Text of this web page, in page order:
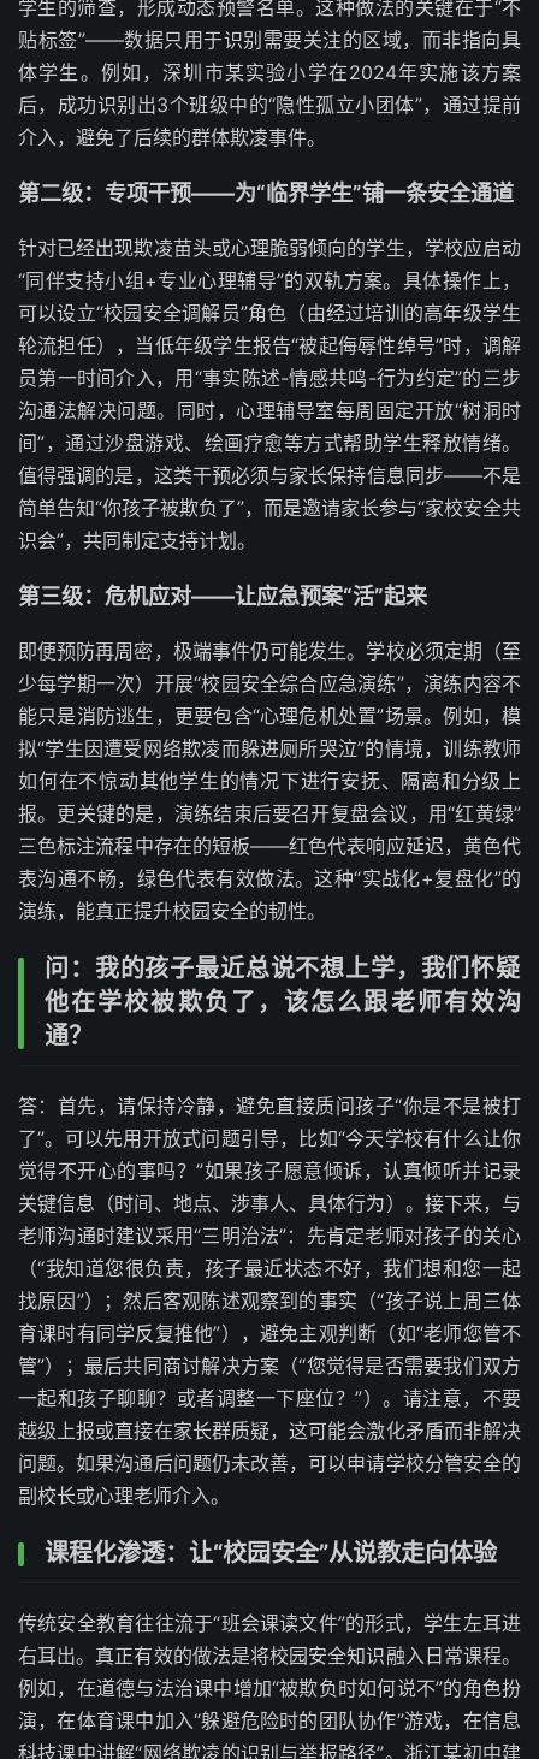
学生的筛查，形成动态预警名单。这种做法的关键在于“不
贴标签”——数据只用于识别需要关注的区域，而非指向具
体学生。例如，深圳市某实验小学在2024年实施该方案
后，成功识别出3个班级中的“隐性孤立小团体”，通过提前
介入，避免了后续的群体欺凌事件。
第二级：专项干预——为“临界学生”铺一条安全通道
针对已经出现欺凌苗头或心理脆弱倾向的学生，学校应启动
“同伴支持小组+专业心理辅导”的双轨方案。具体操作上，
可以设立“校园安全调解员”角色（由经过培训的高年级学生
轮流担任），当低年级学生报告“被起侮辱性绰号”时，调解
员第一时间介入，用“事实陈述-情感共鸣-行为约定”的三步
沟通法解决问题。同时，心理辅导室每周固定开放“树洞时
间”，通过沙盘游戏、绘画疗愈等方式帮助学生释放情绪。
值得强调的是，这类干预必须与家长保持信息同步——不是
简单告知“你孩子被欺负了”，而是邀请家长参与“家校安全共
识会”，共同制定支持计划。
第三级：危机应对——让应急预案“活”起来
即便预防再周密，极端事件仍可能发生。学校必须定期（至
少每学期一次）开展“校园安全综合应急演练”，演练内容不
能只是消防逃生，更要包含“心理危机处置”场景。例如，模
拟“学生因遭受网络欺凌而躲进厕所哭泣”的情境，训练教师
如何在不惊动其他学生的情况下进行安抚、隔离和分级上
报。更关键的是，演练结束后要召开复盘会议，用“红黄绿”
三色标注流程中存在的短板——红色代表响应延迟，黄色代
表沟通不畅，绿色代表有效做法。这种“实战化+复盘化”的
演练，能真正提升校园安全的韧性。
问：我的孩子最近总说不想上学，我们怀疑
他在学校被欺负了，该怎么跟老师有效沟
通？
答：首先，请保持冷静，避免直接质问孩子“你是不是被打
了”。可以先用开放式问题引导，比如“今天学校有什么让你
觉得不开心的事吗？”如果孩子愿意倾诉，认真倾听并记录
关键信息（时间、地点、涉事人、具体行为）。接下来，与
老师沟通时建议采用“三明治法”：先肯定老师对孩子的关心
（“我知道您很负责，孩子最近状态不好，我们想和您一起
找原因”）；然后客观陈述观察到的事实（“孩子说上周三体
育课时有同学反复推他”），避免主观判断（如“老师您管不
管”）；最后共同商讨解决方案（“您觉得是否需要我们双方
一起和孩子聊聊？或者调整一下座位？”）。请注意，不要
越级上报或直接在家长群质疑，这可能会激化矛盾而非解决
问题。如果沟通后问题仍未改善，可以申请学校分管安全的
副校长或心理老师介入。
课程化渗透：让“校园安全”从说教走向体验
传统安全教育往往流于“班会课读文件”的形式，学生左耳进
右耳出。真正有效的做法是将校园安全知识融入日常课程。
例如，在道德与法治课中增加“被欺负时如何说不”的角色扮
演，在体育课中加入“躲避危险时的团队协作”游戏，在信息
科技课中讲解“网络欺凌的识别与举报路径”。浙江某初中建